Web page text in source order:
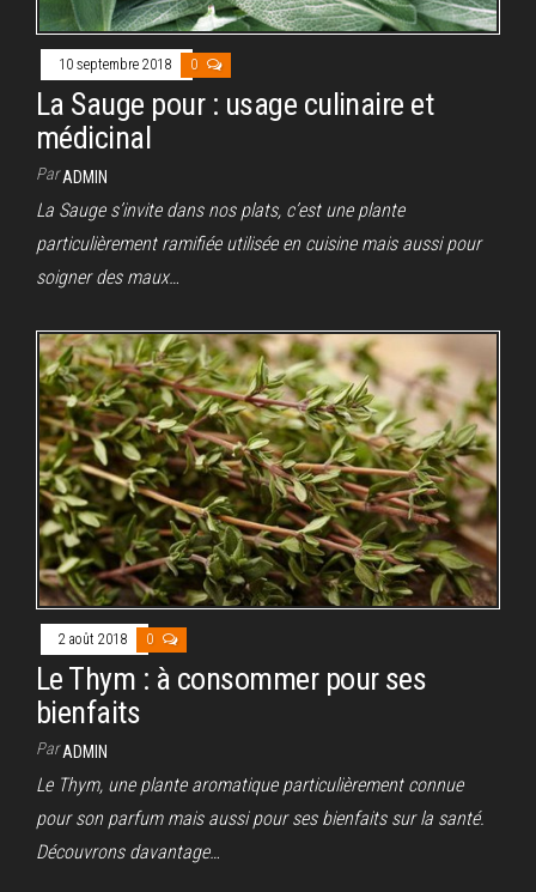
10 septembre 2018 0
La Sauge pour : usage culinaire et
médicinal
ParADMIN
La Sauge s’invite dans nos plats, c’est une plante
particulièrement ramifiée utilisée en cuisine mais aussi pour
soigner des maux…
2 août 2018 0
Le Thym : à consommer pour ses
bienfaits
ParADMIN
Le Thym, une plante aromatique particulièrement connue
pour son parfum mais aussi pour ses bienfaits sur la santé.
Découvrons davantage…